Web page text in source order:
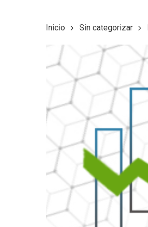
Inicio Sin categorizar